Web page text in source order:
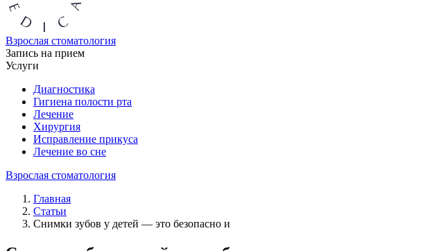
Взрослая стоматология
Запись на прием
Услуги
Диагностика
Гигиена полости рта
Лечение
Хирургия
Исправление прикуса
Лечение во сне
Взрослая стоматология
Главная
Статьи
Снимки зубов у детей — это безопасно и